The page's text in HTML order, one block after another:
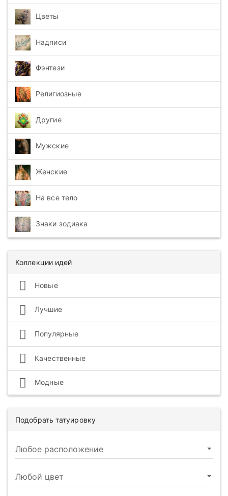
Цветы
Надписи
Фэнтези
Религиозные
Другие
Мужские
Женские
На все тело
Знаки зодиака
Коллекции идей
Новые
Лучшие
Популярные
Качественные
Модные
Подобрать татуировку